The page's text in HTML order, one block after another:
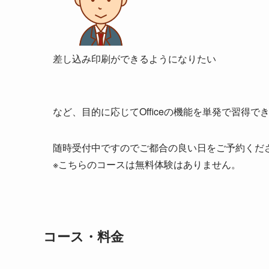
差し込み印刷ができるようになりたい
など、目的に応じてOfficeの機能を単発で習得でき
随時受付中ですのでご都合の良い日をご予約くだ
※こちらのコースは無料体験はありません。
コース・料金